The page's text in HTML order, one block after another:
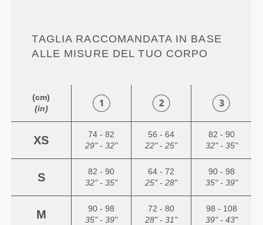
TAGLIA RACCOMANDATA IN BASE
ALLE MISURE DEL TUO CORPO
(cm)
(in)
XS
74 - 82
29" - 32"
56 - 64
22" - 25"
82 - 90
32" - 35"
S
82 - 90
32" - 35"
64 - 72
25" - 28"
90 - 98
35" - 39"
M
90 - 98
35" - 39"
72 - 80
28" - 31"
98 - 108
39" - 43"